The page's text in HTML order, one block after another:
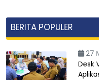
BERITA POPULER
27
Desk